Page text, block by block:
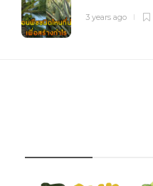
3 years ago